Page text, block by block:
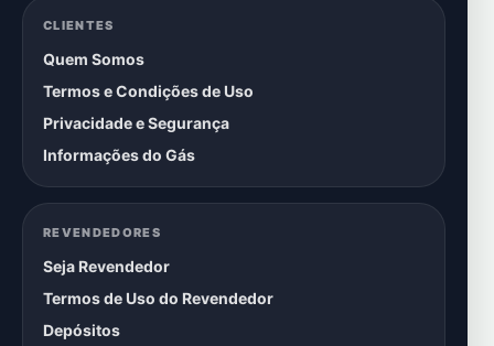
CLIENTES
Quem Somos
Termos e Condições de Uso
Privacidade e Segurança
Informações do Gás
REVENDEDORES
Seja Revendedor
Termos de Uso do Revendedor
Depósitos